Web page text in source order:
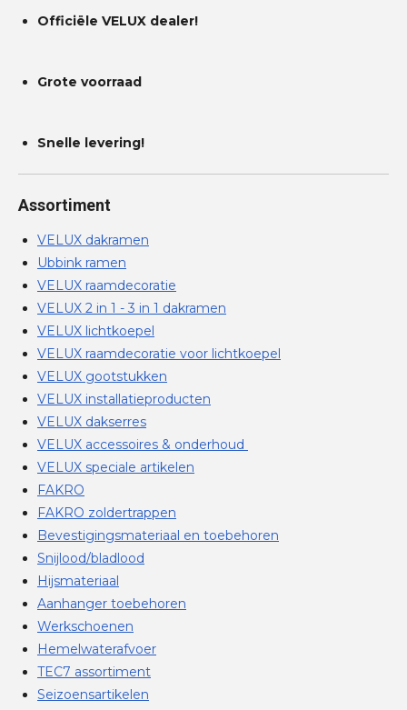
Officiële VELUX dealer!
Grote voorraad
Snelle levering!
Assortiment
VELUX dakramen
Ubbink ramen
VELUX raamdecoratie
VELUX 2 in 1 - 3 in 1 dakramen
VELUX lichtkoepel
VELUX raamdecoratie voor lichtkoepel
VELUX gootstukken
VELUX installatieproducten
VELUX dakserres
VELUX accessoires & onderhoud
VELUX speciale artikelen
FAKRO
FAKRO zoldertrappen
Bevestigingsmateriaal en toebehoren
Snijlood/bladlood
Hijsmateriaal
Aanhanger toebehoren
Werkschoenen
Hemelwaterafvoer
TEC7 assortiment
Seizoensartikelen